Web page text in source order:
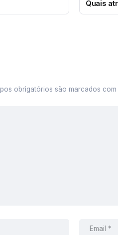
Quais
obrigatórios são marcados com